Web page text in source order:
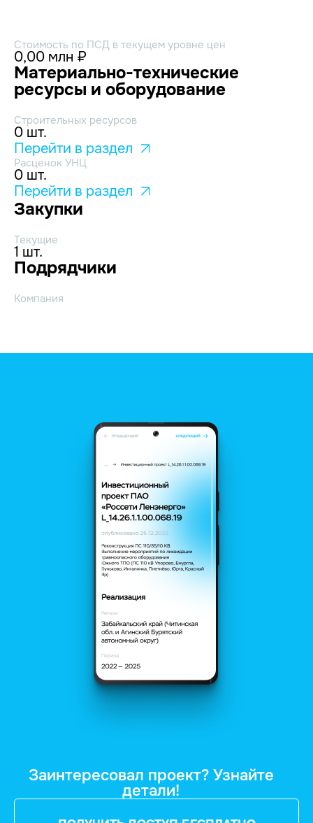
Стоимость по ПСД в текущем уровне цен
0,00 млн ₽
Материально-технические
ресурсы и оборудование
Строительных ресурсов
0 шт.
Перейти в раздел
Расценок УНЦ
0 шт.
Перейти в раздел
Закупки
Текущие
1 шт.
Подрядчики
Компания
Заинтересовал проект? Узнайте
детали!